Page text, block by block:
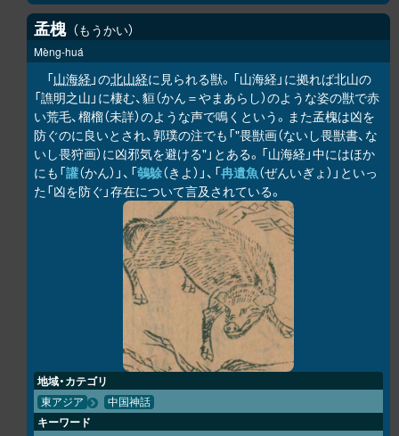
孟槐 もうかい
Mèng-huá
「山海経 」の北山経に見られる獣。「山海経」に拠れば北山の
「譙明之山」に棲む、貆（かん＝やまあらし）のような姿の獣で赤
い荒毛、榴榴（未詳）のような声で鳴くという。また孟槐は凶を
防ぐのに良いとされ、郭璞の注でも「"畏獣画（ないし畏獣書、な
いし畏狩画）に凶邪気を避ける"」とある。「山海経」中にはほか
にも「讙（かん）」、「鵸鵌（きよ）」、「冉遺魚（ぜんいぎょ）」といっ
た「凶を防ぐ」存在について言及されている。
地域・カテゴリ
東アジア 中国神話
キーワード